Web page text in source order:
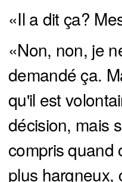
«Il a dit ça?
«Non, non, je
demandé ça.
qu'il est
décision, mais
compris quand
plus hargneux,